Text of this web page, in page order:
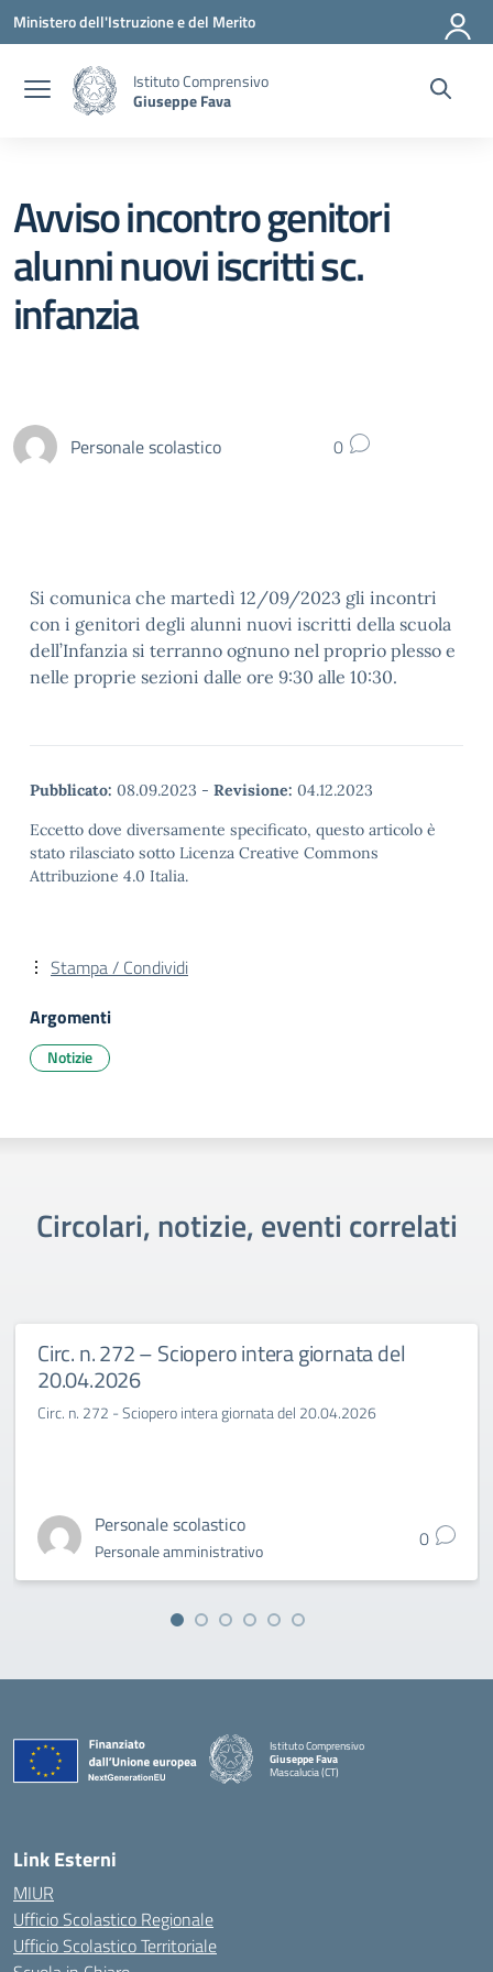
Vai ai contenuti
Vai al menu di navigazione
Vai al footer
Ministero dell'Istruzione e del Merito
Istituto Comprensivo
Giuseppe Fava
Avviso incontro genitori
alunni nuovi iscritti sc.
infanzia
Personale scolastico 0
Si comunica che martedì 12/09/2023 gli incontri
con i genitori degli alunni nuovi iscritti della scuola
dell’Infanzia si terranno ognuno nel proprio plesso e
nelle proprie sezioni dalle ore 9:30 alle 10:30.
Pubblicato: 08.09.2023 - Revisione: 04.12.2023
Eccetto dove diversamente specificato, questo articolo è
stato rilasciato sotto Licenza Creative Commons
Attribuzione 4.0 Italia.
Stampa / Condividi
Argomenti
Notizie
Circolari, notizie, eventi correlati
Circ. n. 272 – Sciopero intera giornata del
20.04.2026
Circ. n. 272 - Sciopero intera giornata del 20.04.2026
Personale scolastico
Personale amministrativo 0
Istituto Comprensivo
Giuseppe Fava
Mascalucia (CT)
Link Esterni
MIUR
Ufficio Scolastico Regionale
Ufficio Scolastico Territoriale